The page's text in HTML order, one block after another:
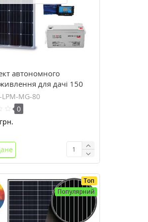
автономного
для дачі 150
ампер-часів (AX-
MG-80)
MG-80
0
грн.
Топ
Популярний